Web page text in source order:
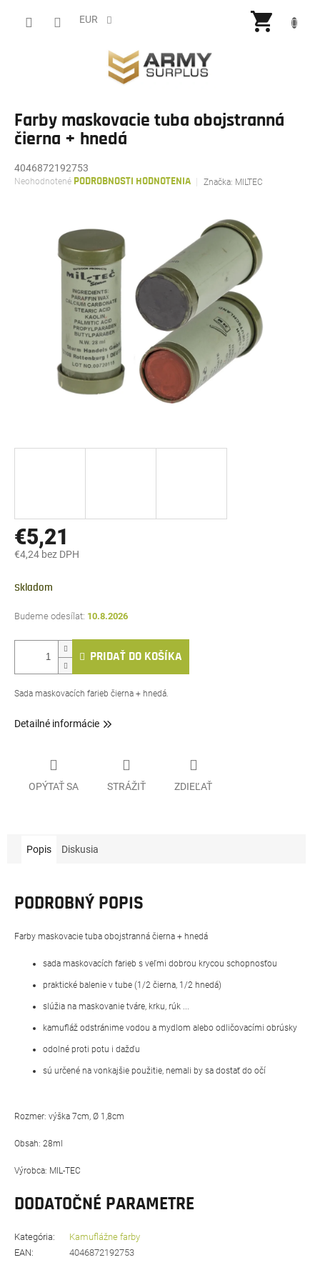
EUR
Farby maskovacie tuba obojstranná
čierna + hnedá
4046872192753
Priemerné
Neohodnotené PODROBNOSTI HODNOTENIA Značka: MILTEC
€5,21
€4,24 bez DPH
cena:
Skladom
10.8.2026
PRIDAŤ DO KOŠÍKA
Sada maskovacích farieb čierna + hnedá.
Detailné informácie
OPÝTAŤ SA STRÁŽIŤ ZDIEĽAŤ
Popis Diskusia
PODROBNÝ POPIS
Farby maskovacie tuba obojstranná čierna + hnedá
sada maskovacích farieb s veľmi dobrou krycou schopnosťou
praktické balenie v tube (1/2 čierna, 1/2 hnedá)
slúžia na maskovanie tváre, krku, rúk ...
kamufláž odstránime vodou a mydlom alebo odličovacími obrúsky
odolné proti potu i dažďu
sú určené na vonkajšie použitie, nemali by sa dostať do očí
Rozmer: výška 7cm, Ø 1,8cm
Obsah: 28ml
Výrobca: MIL-TEC
DODATOČNÉ PARAMETRE
Kategória:
Kamuflážne farby
EAN: 4046872192753